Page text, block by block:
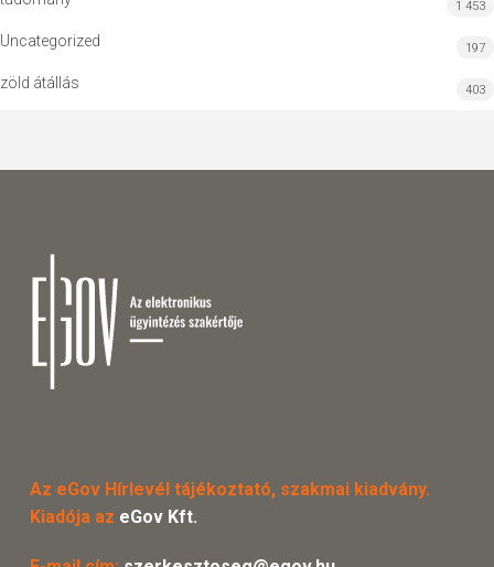
1 453
Uncategorized 197
zöld átállás 403
Az eGov Hírlevél tájékoztató, szakmai kiadvány.
Kiadója az eGov Kft.